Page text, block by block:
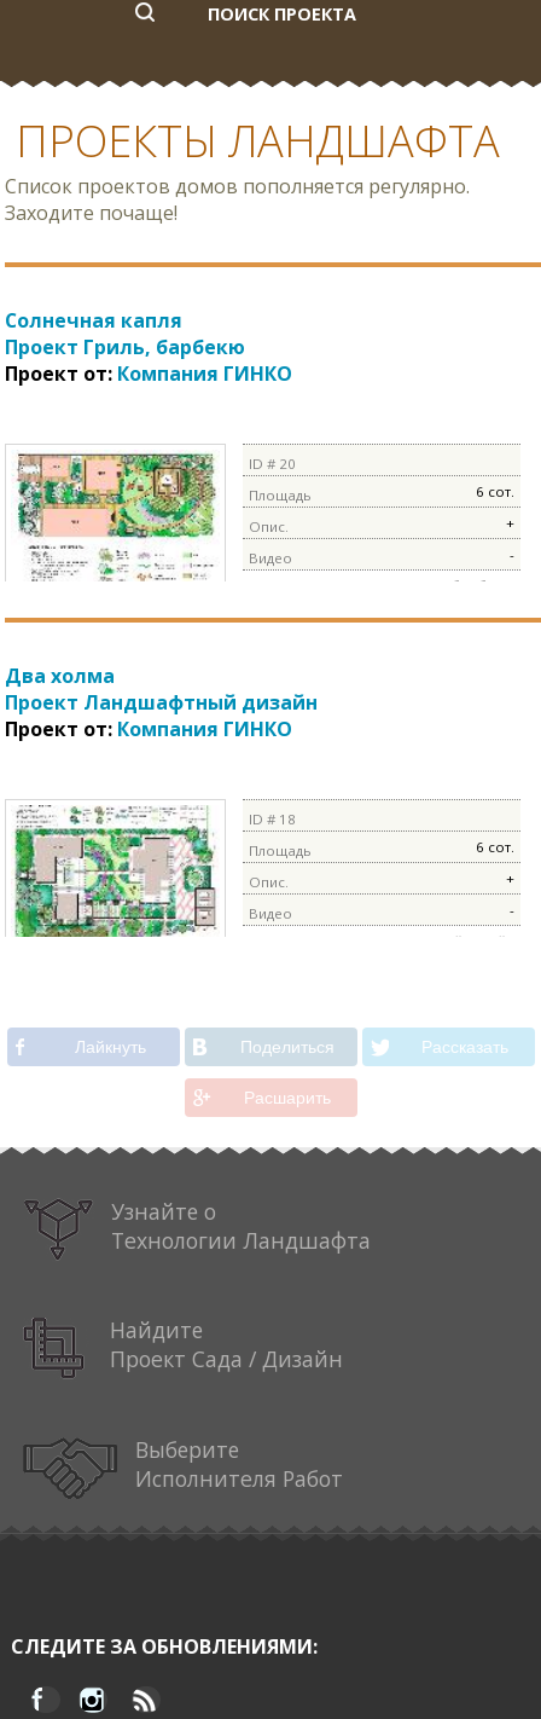
ПОИСК ПРОЕКТА
ПРОЕКТЫ ЛАНДШАФТА
Список проектов домов пополняется регулярно.
Заходите почаще!
Солнечная капля
Проект Гриль, барбекю
Проект от: Компания ГИНКО
ID # 20
Площадь
6 сот.
Опис.
+
Видео
-
Гриль, барбекю
Два холма
Проект Ландшафтный дизайн
Проект от: Компания ГИНКО
ID # 18
Площадь
6 сот.
Опис.
+
Видео
-
Ландшафтный дизайн
Лайкнуть Поделиться Рассказать
Расшарить
Узнайте о
Технологии Ландшафта
Найдите
Проект Сада / Дизайн
Выберите
Исполнителя Работ
СЛЕДИТЕ ЗА ОБНОВЛЕНИЯМИ: